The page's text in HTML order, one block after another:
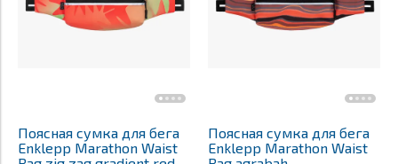
Поясная сумка для бега
Enklepp Marathon Waist
Поясная сумка для бега
Enklepp Marathon Waist